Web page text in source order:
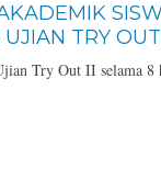
TRY
Try Out II selama 8